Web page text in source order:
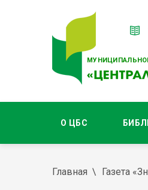
О ЦБС
Главная Газета